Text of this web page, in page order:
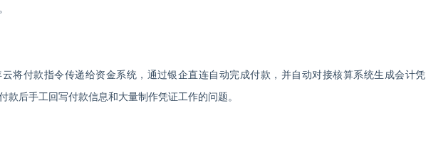
将付款指令传递给资金系统，通过银企直连自动完成付款，并自动对接核算系统生成会计凭
款后手工回写付款信息和大量制作凭证工作的问题。